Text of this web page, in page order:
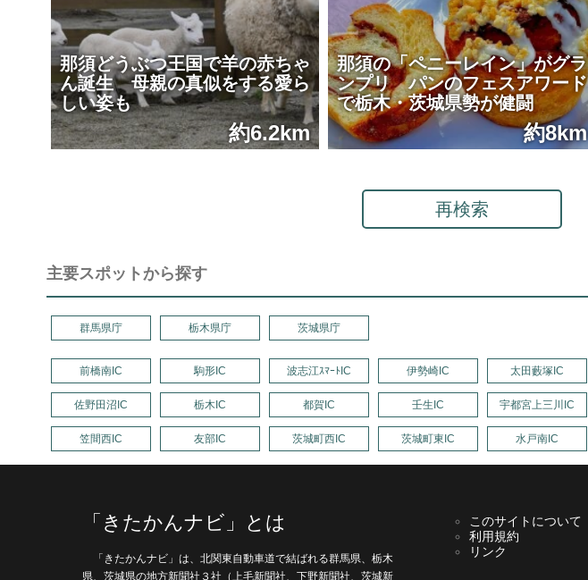
那須どうぶつ王国で羊の赤ちゃ
ん誕生 母親の真似をする愛ら
しい姿も
約6.2km
那須の「ペニーレイン」がグラ
ンプリ パンのフェスアワード
で栃木・茨城県勢が健闘
約8km
再検索
主要スポットから探す
群馬県庁 栃木県庁 茨城県庁
前橋南IC 駒形IC 波志江ｽﾏｰﾄIC 伊勢崎IC 太田藪塚IC
佐野田沼IC 栃木IC 都賀IC 壬生IC 宇都宮上三川IC
笠間西IC 友部IC 茨城町西IC 茨城町東IC 水戸南IC
「きたかんナビ」とは
「きたかんナビ」は、北関東自動車道で結ばれる群馬県、栃木
県、茨城県の地方新聞社３社（上毛新聞社、下野新聞社、茨城新
このサイトについて
利用規約
リンク